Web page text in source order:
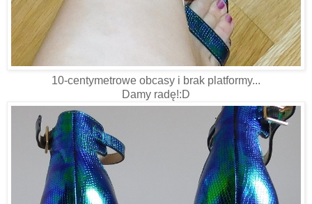
10-centymetrowe obcasy i brak platformy...
Damy radę!:D